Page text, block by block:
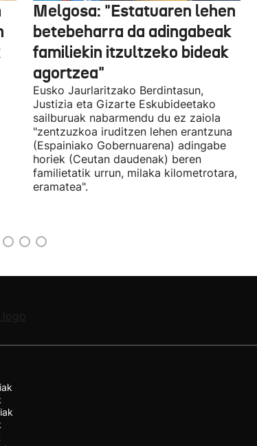
Melgosa: "Estatuaren lehen
betebeharra da adingabeak
familiekin itzultzeko bideak
agortzea"
Eusko Jaurlaritzako Berdintasun,
Justizia eta Gizarte Eskubideetako
sailburuak nabarmendu du ez zaiola
"zentzuzkoa iruditzen lehen erantzuna
(Espainiako Gobernuarena) adingabe
horiek (Ceutan daudenak) beren
familietatik urrun, milaka kilometrotara,
eramatea".